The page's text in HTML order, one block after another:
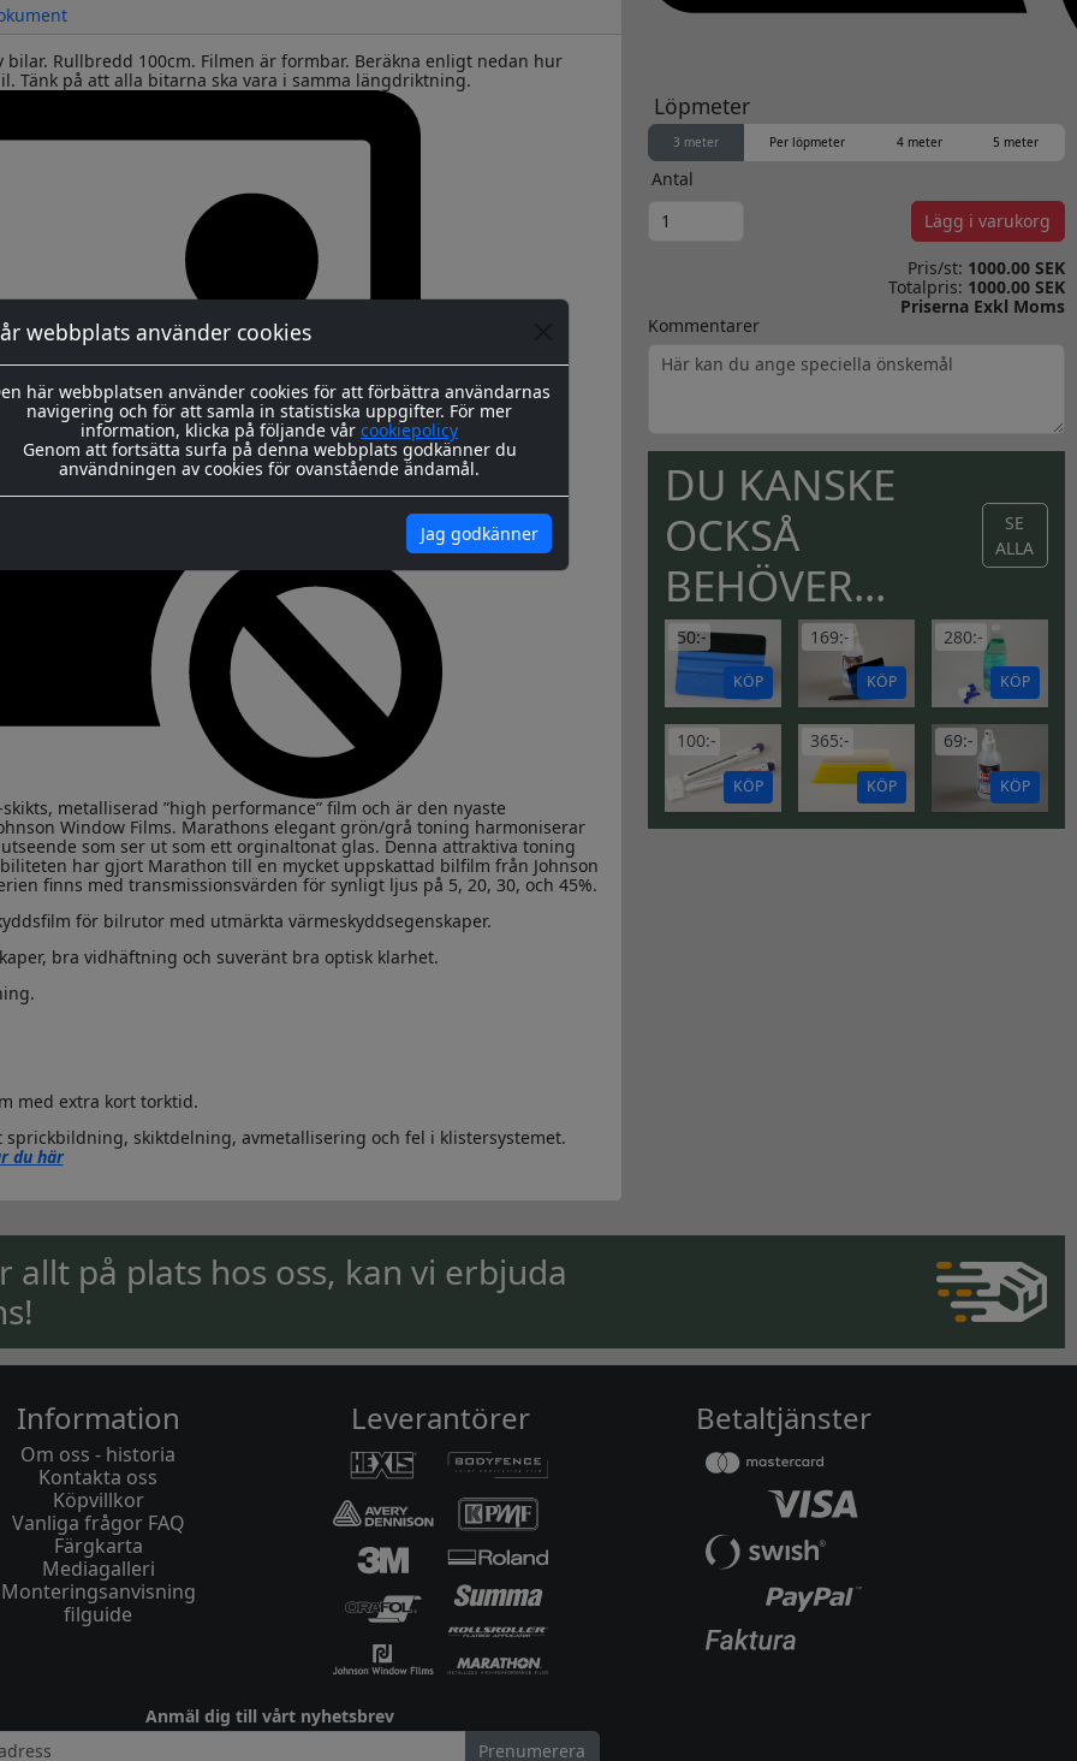
webbplats använder cookies
här webbplatsen använder cookies för att förbättra användarnas
navigering och för att samla in statistiska uppgifter. För mer
information, klicka på följande vår cookiepolicy
Genom att fortsätta surfa på denna webbplats godkänner du
användningen av cookies för ovanstående ändamål.
Jag godkänner
Rullbredd 100cm. Filmen är formbar. Beräkna enligt nedan hur
Tänk på att alla bitarna ska vara i samma längdriktning.
metalliserad ”high performance” film och är den nyaste
Window Films. Marathons elegant grön/grå toning harmoniserar
som ser ut som ett orginaltonat glas. Denna attraktiva toning
har gjort Marathon till en mycket uppskattad bilfilm från Johnson
finns med transmissionsvärden för synligt ljus på 5, 20, 30, och 45%.
för bilrutor med utmärkta värmeskyddsegenskaper.
bra vidhäftning och suveränt bra optisk klarhet.
med extra kort torktid.
sprickbildning, skiktdelning, avmetallisering och fel i klistersystemet.
du här
Löpmeter
3 meter Per löpmeter 4 meter 5 meter
Antal
Lägg i varukorg
Pris/st: 1000.00 SEK
Totalpris: 1000.00 SEK
Priserna Exkl Moms
Kommentarer
DU KANSKE
OCKSÅ
BEHÖVER...
SE
ALLA
50:-
KÖP
169:-
KÖP
280:-
KÖP
100:-
KÖP
365:-
KÖP
69:-
KÖP
allt på plats hos oss, kan vi erbjuda
Information
Om oss - historia
Kontakta oss
Köpvillkor
Vanliga frågor FAQ
Färgkarta
Mediagalleri
Monteringsanvisning
filguide
Leverantörer Betaltjänster
Anmäl dig till vårt nyhetsbrev
Prenumerera